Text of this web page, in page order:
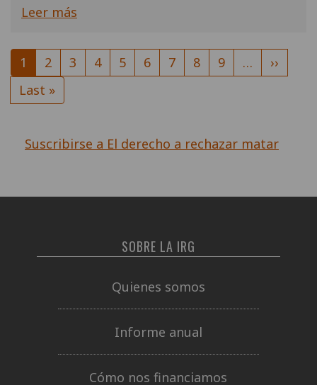
Leer más
Paginación
Página
actual
1 Página
2 Página
3 Página
4 Página
5 Página
6 Página
7 Página
8 Página
9 …
página
››
Última
página
Last »
Suscribirse a El derecho a rechazar matar
SOBRE LA IRG
Quienes somos
Informe anual
Cómo nos financiamos